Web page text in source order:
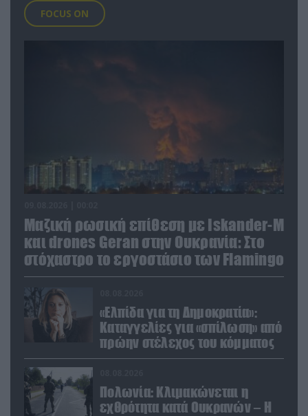
FOCUS ON
Μαζική ρωσική επίθεση με Iskander-M
και drones Geran στην Ουκρανία: Στο
στόχαστρο το εργοστάσιο των Flamingo
«Ελπίδα για τη Δημοκρατία»:
Καταγγελίες για «σπίλωση» από
πρώην στέλεχος του κόμματος
Πολωνία: Κλιμακώνεται η
εχθρότητα κατά Ουκρανών – Η